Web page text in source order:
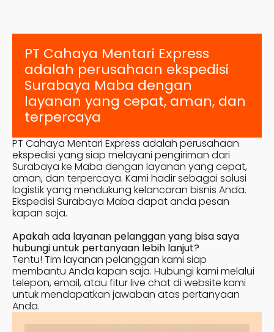
PT Cahaya Mentari Express
adalah perusahaan ekspedisi
Surabaya Maba dengan
layanan yang cepat, aman, dan
terpercaya
PT Cahaya Mentari Express adalah perusahaan
ekspedisi yang siap melayani pengiriman dari
Surabaya ke Maba dengan layanan yang cepat,
aman, dan terpercaya. Kami hadir sebagai solusi
logistik yang mendukung kelancaran bisnis Anda.
Ekspedisi Surabaya Maba dapat anda pesan
kapan saja.
Apakah ada layanan pelanggan yang bisa saya
hubungi untuk pertanyaan lebih lanjut?
Tentu! Tim layanan pelanggan kami siap
membantu Anda kapan saja. Hubungi kami melalui
telepon, email, atau fitur live chat di website kami
untuk mendapatkan jawaban atas pertanyaan
Anda.